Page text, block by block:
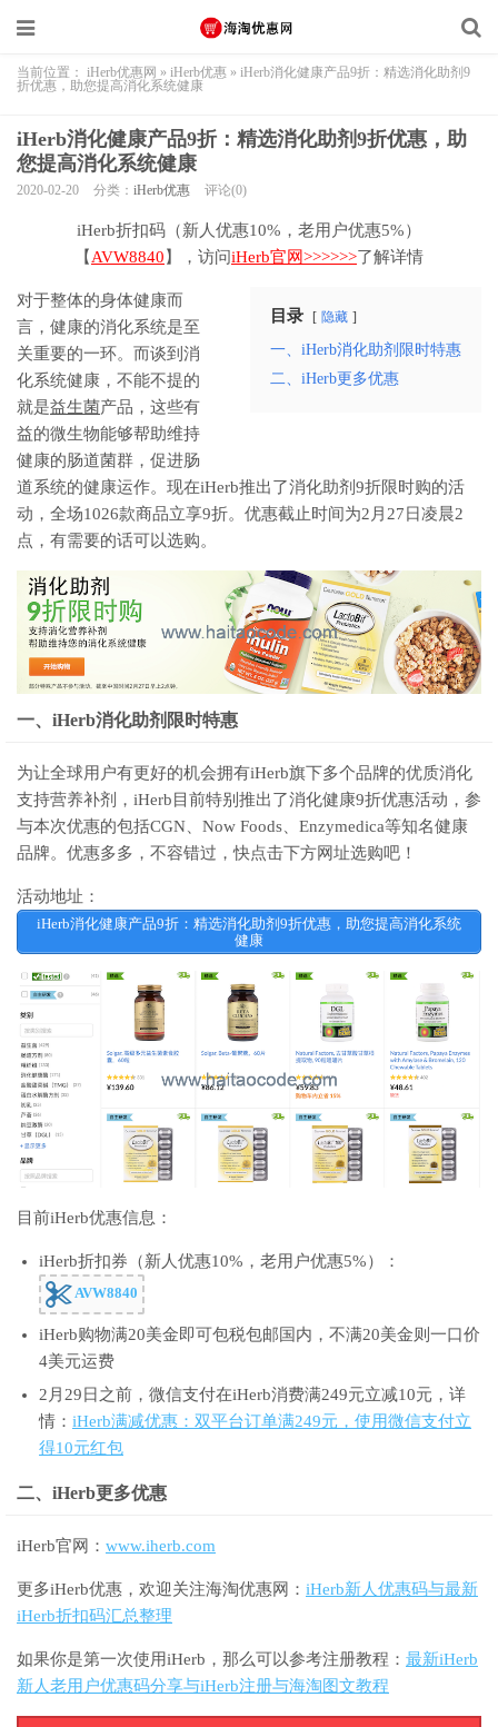
当前位置： iHerb优惠网 » iHerb优惠 » iHerb消化健康产品9折：精选消化助剂9
折优惠，助您提高消化系统健康
iHerb消化健康产品9折：精选消化助剂9折优惠，助
您提高消化系统健康
2020-02-20 分类： iHerb优惠 评论(0)
iHerb折扣码（新人优惠10%，老用户优惠5%）
【 AVW8840 】，访问iHerb官网>>>>>>了解详情
目录 隐藏
一、iHerb消化助剂限时特惠
二、iHerb更多优惠
对于整体的身体健康而
言，健康的消化系统是至
关重要的一环。而谈到消
化系统健康，不能不提的
就是益生菌产品，这些有
益的微生物能够帮助维持
健康的肠道菌群，促进肠
道系统的健康运作。现在iHerb推出了消化助剂9折限时购的活
动，全场1026款商品立享9折。优惠截止时间为2月27日凌晨2
点，有需要的话可以选购。
一、iHerb消化助剂限时特惠
为让全球用户有更好的机会拥有iHerb旗下多个品牌的优质消化
支持营养补剂，iHerb目前特别推出了消化健康9折优惠活动，参
与本次优惠的包括CGN、Now Foods、Enzymedica等知名健康
品牌。优惠多多，不容错过，快点击下方网址选购吧！
活动地址：
iHerb消化健康产品9折：精选消化助剂9折优惠，助您提高消化系统
健康
目前iHerb优惠信息：
iHerb折扣券（新人优惠10%，老用户优惠5%）：
AVW8840
iHerb购物满20美金即可包税包邮国内，不满20美金则一口价
4美元运费
2月29日之前，微信支付在iHerb消费满249元立减10元，详
情： iHerb满减优惠：双平台订单满249元，使用微信支付立
得10元红包
二、iHerb更多优惠
iHerb官网： www.iherb.com
更多iHerb优惠，欢迎关注海淘优惠网： iHerb新人优惠码与最新
iHerb折扣码汇总整理
如果你是第一次使用iHerb，那么可以参考注册教程： 最新iHerb
新人老用户优惠码分享与iHerb注册与海淘图文教程